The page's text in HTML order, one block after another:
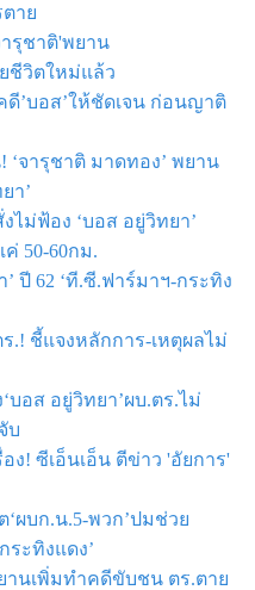
าย
รุชาติ'พยาน
ชีวิตใหม่แล้ว
’บอส’ให้ชัดเจน ก่อนญาติ
‘จารุชาติ มาดทอง’ พยาน
า’
ไม่ฟ้อง ‘บอส อยู่วิทยา’
50-60กม.
ปี 62 ‘ที.ซี.ฟาร์มาฯ-กระทิง
.! ชี้แจงหลักการ-เหตุผลไม่
อส อยู่วิทยา’ผบ.ตร.ไม่
บ
ง! ซีเอ็นเอ็น ตีข่าว 'อัยการ'
ผบก.น.5-พวก’ปมช่วย
ระทิงแดง’
นเพิ่มทำคดีขับชน ตร.ตาย